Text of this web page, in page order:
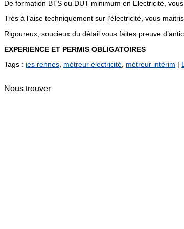
De formation BTS ou DUT minimum en Electricité,
Très à l’aise techniquement sur l’électricité, vous
Rigoureux, soucieux du détail vous faites preuve
EXPERIENCE ET PERMIS OBLIGATOIRES
Tags : ies rennes métreur électricité métreur intérim |
Nous trouver